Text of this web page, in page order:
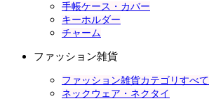
手帳ケース・カバー
キーホルダー
チャーム
ファッション雑貨
ファッション雑貨カテゴリすべて
ネックウェア・ネクタイ